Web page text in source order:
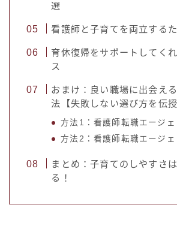
選
看護師と子育てを両立する
育休復帰をサポートしてく
ス
おまけ：良い職場に出会え
法【失敗しない選び方を伝授
方法1：看護師転職エージェ
方法2：看護師転職エージェ
まとめ：子育てのしやすさ
る！